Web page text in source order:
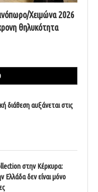
Χειμώνα 2026
θηλυκότητα
διάθεση αυξάνεται στις
στην Κέρκυρα:
Ελλάδα δεν είναι μόνο